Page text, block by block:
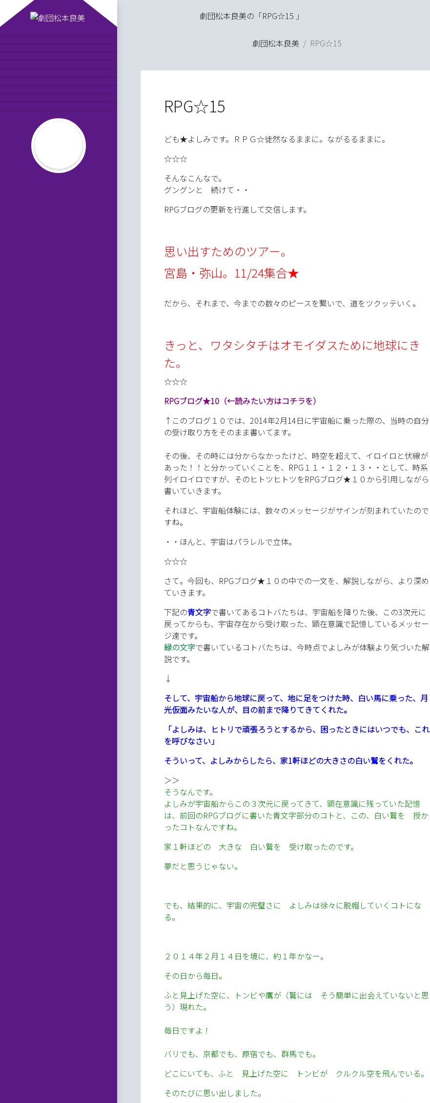
劇団松本良美とは
公演スケジュール
劇団員の紹介
MAISONde梟
劇団日記
オンラインショップ
お問い合わせ
りかーどのお告げ
劇団松本良美 RPG☆15
劇団松本良美の「RPG☆15 」
RPG☆15
ども★よしみです。ＲＰＧ☆徒然なるままに。ながるるままに。
☆☆☆
そんなこんなで。
グングンと 続けて・・
RPGブログの更新を行進して交信します。
思い出すためのツアー。
宮島・弥山。11/24集合★
だから、それまで、今までの数々のピースを繋いで、道をツクッテいく。
きっと、ワタシタチはオモイダスために地球にき
た。
☆☆☆
RPGブログ★10（←読みたい方はコチラを）
↑このブログ１０では、2014年2月14日に宇宙船に乗った際の、当時の自分
の受け取り方をそのまま書いてます。
その後、その時には分からなかったけど、時空を超えて、イロイロと伏線が
あった！！と分かっていくことを、RPG１１・１２・１３・・として、時系
列イロイロですが、そのヒトツヒトツをRPGブログ★１０から引用しながら
書いていきます。
それほど、宇宙船体験には、数々のメッセージがサインが刻まれていたので
すね。
・・ほんと、宇宙はパラレルで立体。
☆☆☆
さて。今回も、RPGブログ★１０の中での一文を、解説しながら、より深め
ていきます。
下記の青文字で書いてあるコトバたちは、宇宙船を降りた後、この3次元に
戻ってからも、宇宙存在から受け取った、顕在意識で記憶しているメッセー
ジ達です。
緑の文字で書いているコトバたちは、今時点でよしみが体験より気づいた解
説です。
↓
そして、宇宙船から地球に戻って、地に足をつけた時、白い馬に乗った、月
光仮面みたいな人が、目の前まで降りてきてくれた。
「よしみは、ヒトリで頑張ろうとするから、困ったときにはいつでも、これ
を呼びなさい」
そういって、よしみからしたら、家1軒ほどの大きさの白い鷲をくれた。
＞＞
そうなんです。
よしみが宇宙船からこの３次元に戻ってきて、顕在意識に残っていた記憶
は、前回のRPGブログに書いた青文字部分のコトと、この、白い鷲を 授か
ったコトなんですね。
家１軒ほどの 大きな 白い鷲を 受け取ったのです。
夢だと思うじゃない。
でも、結果的に、宇宙の完璧さに よしみは徐々に脱帽していくコトにな
る。
２０１４年２月１４日を境に、約１年かなー。
その日から毎日。
ふと見上げた空に、トンビや鷹が（鷲には そう簡単に出会えていないと思
う）現れた。
毎日ですよ！
バリでも、京都でも、原宿でも、群馬でも。
どこにいても、ふと 見上げた空に トンビが クルクル空を飛んでいる。
そのたびに思い出しました。
平成版「劇団松本良美」